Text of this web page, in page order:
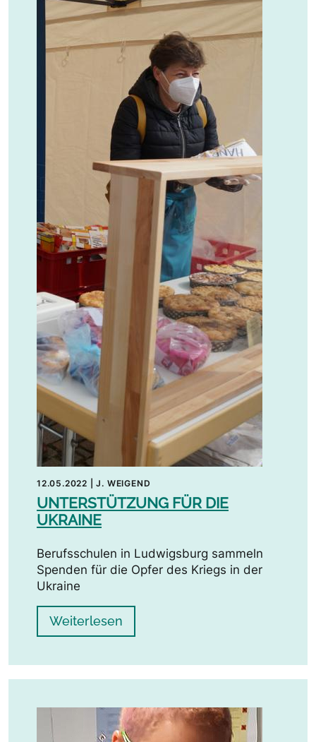
12.05.2022 |J. WEIGEND
UNTERSTÜTZUNG FÜR DIE
UKRAINE
Berufsschulen in Ludwigsburg sammeln
Spenden für die Opfer des Kriegs in der
Ukraine
Weiterlesen